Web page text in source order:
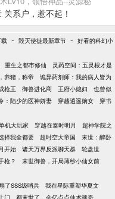
悟至高纹术--虚空纹箓
在手灭杀一切；练体术点到
符纹术点到满级，随手一
系户，惹不起！
- 毁灭使徒最新章节 - 好看的科幻小
重生之都市修仙
灵药空间：五灵根才是
养猪，称帝
诡异药剂师：我的病人皆为
枪王 御兽进化商 王府小媳妇
也曾似
：陆少的医神娇妻 穿越逍遥嫡女
穿书
机大玩家 穿越在秦时明月
超神学院之
择我全都要 超时空大帝国
末世：醉卧
开始 诸天万界反派聊天群
轮盘世
枪？
末世御兽，开局薄纱小仙女前
了SSS级哨兵
我在星际重塑华夏文
门
都末世了，会亿点点仙术稀奇